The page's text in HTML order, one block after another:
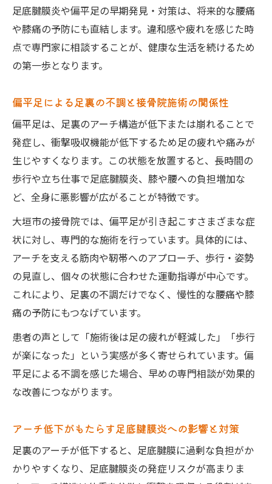
接骨院で行う朝の痛み軽減ストレッチとケ
ア法
偏平足による朝の違和感と接骨院の効果的
施術
対策
接骨院で相談すべき朝の足裏トラブル事例
足のアーチ崩れが腰痛や膝痛につながる理由
足裏アーチの低下と腰痛・膝痛の意外な関
係性
接骨院が行うアーチ崩れの根本原因チェッ
ク
筋力低下による下半身の負担増を防ぐ接骨
院施術
偏平足から生じる膝痛・腰痛の早期対策ポ
イント
整法
違和感や疲労感なら接骨院を活用した早期対応
を
足裏の違和感に気づいたら接骨院で早期相
足底腱膜炎の初期症状対策に接骨院が有効
な理由
足底腱膜炎や偏平足の早期発見・対策は、将来的な腰痛
や膝痛の予防にも直結します。違和感や疲れを感じた時
点で専門家に相談することが、健康な生活を続けるため
の第一歩となります。
偏平足による足裏の不調と接骨院施術の関係性
偏平足は、足裏のアーチ構造が低下または崩れることで
発症し、衝撃吸収機能が低下するため足の疲れや痛みが
生じやすくなります。この状態を放置すると、長時間の
歩行や立ち仕事で足底腱膜炎、膝や腰への負担増加な
ど、全身に悪影響が広がることが特徴です。
大垣市の接骨院では、偏平足が引き起こすさまざまな症
状に対し、専門的な施術を行っています。具体的には、
アーチを支える筋肉や靭帯へのアプローチ、歩行・姿勢
の見直し、個々の状態に合わせた運動指導が中心です。
これにより、足裏の不調だけでなく、慢性的な腰痛や膝
痛の予防にもつなげています。
患者の声として「施術後は足の疲れが軽減した」「歩行
が楽になった」という実感が多く寄せられています。偏
平足による不調を感じた場合、早めの専門相談が効果的
な改善につながります。
アーチ低下がもたらす足底腱膜炎への影響と対策
足裏のアーチが低下すると、足底腱膜に過剰な負担がか
かりやすくなり、足底腱膜炎の発症リスクが高まりま